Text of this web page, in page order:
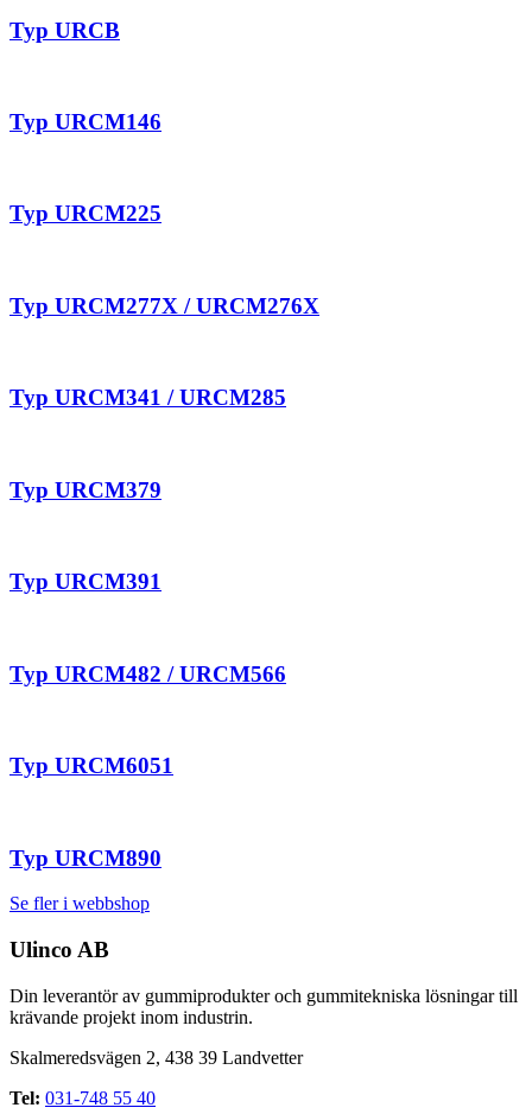
Typ URCB
Typ URCM146
Typ URCM225
Typ URCM277X / URCM276X
Typ URCM341 / URCM285
Typ URCM379
Typ URCM391
Typ URCM482 / URCM566
Typ URCM6051
Typ URCM890
Se fler i webbshop
Ulinco AB
Din leverantör av gummiprodukter och gummitekniska lösningar till
krävande projekt inom industrin.
Skalmeredsvägen 2, 438 39 Landvetter
Tel: 031-748 55 40